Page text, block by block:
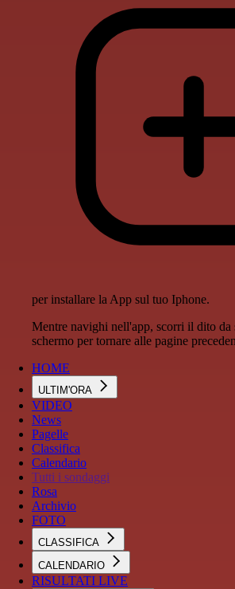
per installare la App sul tuo Iphone.
Mentre navighi nell'app, scorri il dito da
schermo per tornare alle pagine
HOME
ULTIM'ORA
VIDEO
News
Pagelle
Classifica
Calendario
Tutti i sondaggi
Rosa
Archivio
FOTO
CLASSIFICA
CALENDARIO
RISULTATI LIVE